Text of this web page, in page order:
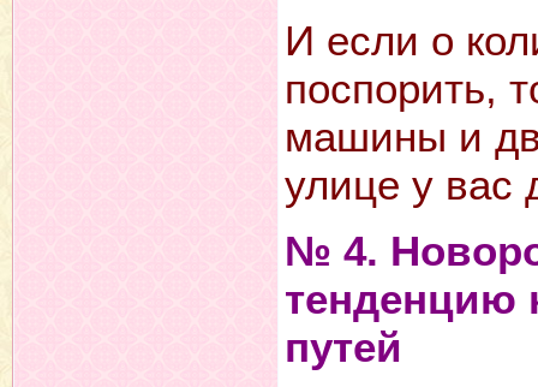
И если о
поспорить,
машины и
улице у вас
№ 4.
тенденцию
путей